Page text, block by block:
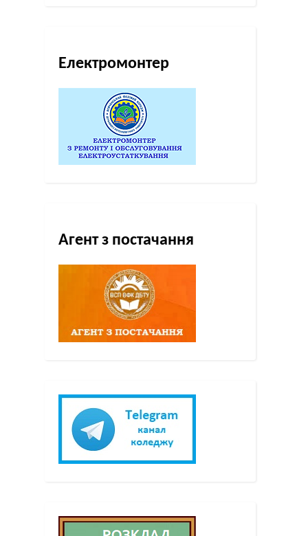
Електромонтер
Агент з постачання